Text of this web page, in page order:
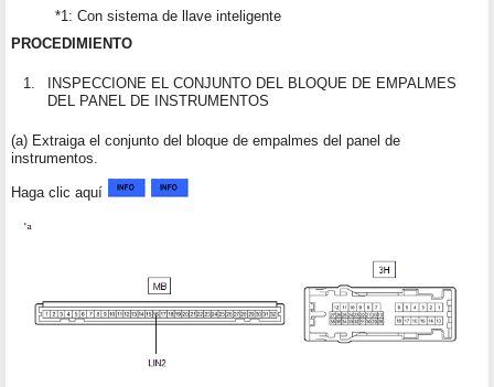
*1: Con sistema de llave inteligente
PROCEDIMIENTO
1.
INSPECCIONE EL CONJUNTO DEL BLOQUE DE EMPALMES
DEL PANEL DE INSTRUMENTOS
(a) Extraiga el conjunto del bloque de empalmes del panel de
instrumentos.
Haga clic aquí